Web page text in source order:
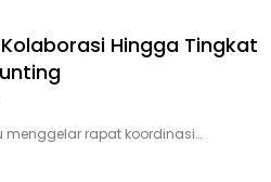
Hingga Tingkat
menggelar rapat koordinasi…